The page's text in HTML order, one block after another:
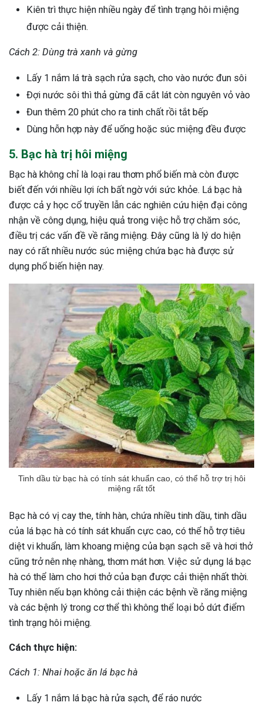
Kiên trì thực hiện nhiều ngày để tình trạng hôi miệng
được cải thiện.
Cách 2: Dùng trà xanh và gừng
Lấy 1 nắm lá trà sạch rửa sạch, cho vào nước đun sôi
Đợi nước sôi thì thả gừng đã cắt lát còn nguyên vỏ vào
Đun thêm 20 phút cho ra tinh chất rồi tắt bếp
Dùng hỗn hợp này để uống hoặc súc miệng đều được
5. Bạc hà trị hôi miệng
Bạc hà không chỉ là loại rau thơm phổ biến mà còn được
biết đến với nhiều lợi ích bất ngờ với sức khỏe. Lá bạc hà
được cả y học cổ truyền lẫn các nghiên cứu hiện đại công
nhận về công dụng, hiệu quả trong việc hỗ trợ chăm sóc,
điều trị các vấn đề về răng miệng. Đây cũng là lý do hiện
nay có rất nhiều nước súc miệng chứa bạc hà được sử
dụng phổ biến hiện nay.
Tinh dầu từ bạc hà có tính sát khuẩn cao, có thể hỗ trợ trị hôi
miệng rất tốt
Bạc hà có vị cay the, tính hàn, chứa nhiều tinh dầu, tinh dầu
của lá bạc hà có tính sát khuẩn cực cao, có thể hỗ trợ tiêu
diệt vi khuẩn, làm khoang miệng của bạn sạch sẽ và hơi thở
cũng trở nên nhẹ nhàng, thơm mát hơn. Việc sử dụng lá bạc
hà có thể làm cho hơi thở của bạn được cải thiện nhất thời.
Tuy nhiên nếu bạn không cải thiện các bệnh về răng miệng
và các bệnh lý trong cơ thể thì không thể loại bỏ dứt điểm
tình trạng hôi miệng.
Cách thực hiện:
Cách 1: Nhai hoặc ăn lá bạc hà
Lấy 1 nắm lá bạc hà rửa sạch, để ráo nước